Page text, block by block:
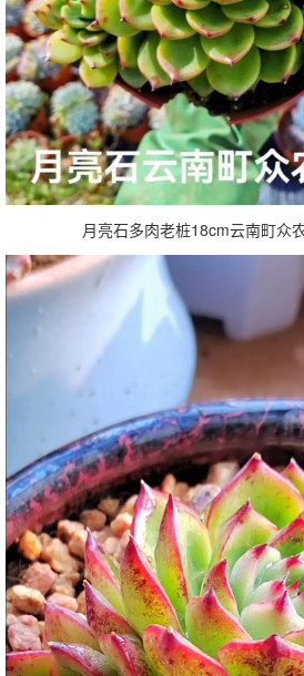
月亮石多肉老桩18cm云南町众